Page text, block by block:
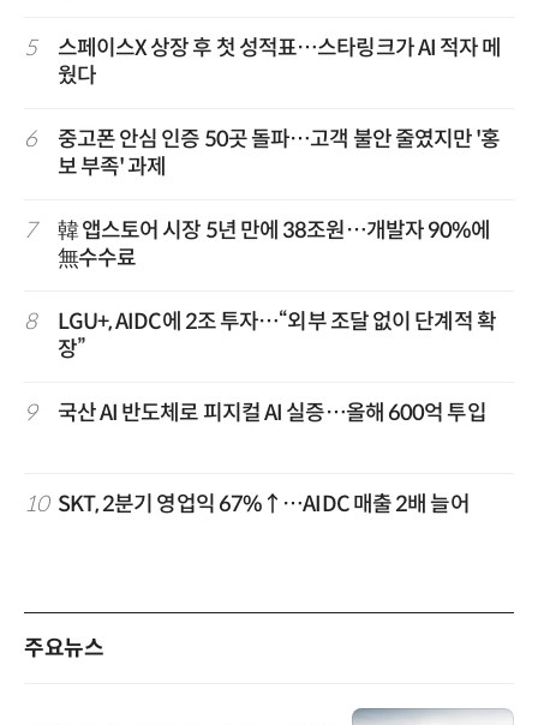
5
스페이스X 상장 후 첫 성적표…스타링크가 AI 적자 메
웠다
6
중고폰 안심 인증 50곳 돌파…고객 불안 줄였지만 '홍
보 부족' 과제
7
韓 앱스토어 시장 5년 만에 38조원…개발자 90%에
無수수료
8
LGU+, AIDC에 2조 투자…“외부 조달 없이 단계적 확
장”
9 국산 AI 반도체로 피지컬 AI 실증…올해 600억 투입
10 SKT, 2분기 영업익 67%↑…AIDC 매출 2배 늘어
주요뉴스